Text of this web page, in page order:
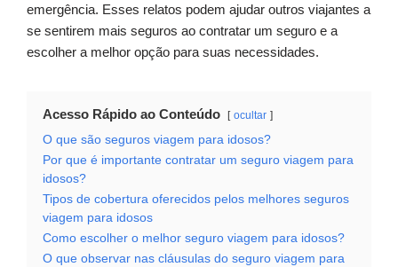
emergência. Esses relatos podem ajudar outros viajantes a
se sentirem mais seguros ao contratar um seguro e a
escolher a melhor opção para suas necessidades.
Acesso Rápido ao Conteúdo ocultar
O que são seguros viagem para idosos?
Por que é importante contratar um seguro viagem para
idosos?
Tipos de cobertura oferecidos pelos melhores seguros
viagem para idosos
Como escolher o melhor seguro viagem para idosos?
O que observar nas cláusulas do seguro viagem para